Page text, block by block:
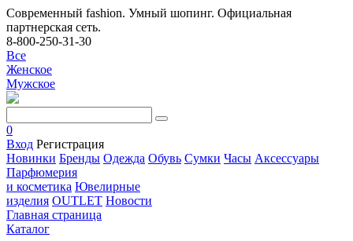
Современный fashion. Умный шопинг. Официальная
партнерская сеть.
8-800-250-31-30
Все
Женское
Мужское
0
Вход Регистрация
Новинки Бренды Одежда Обувь Сумки Часы Аксессуары
Парфюмерия
и косметика Ювелирные
изделия OUTLET Новости
Главная страница
Каталог